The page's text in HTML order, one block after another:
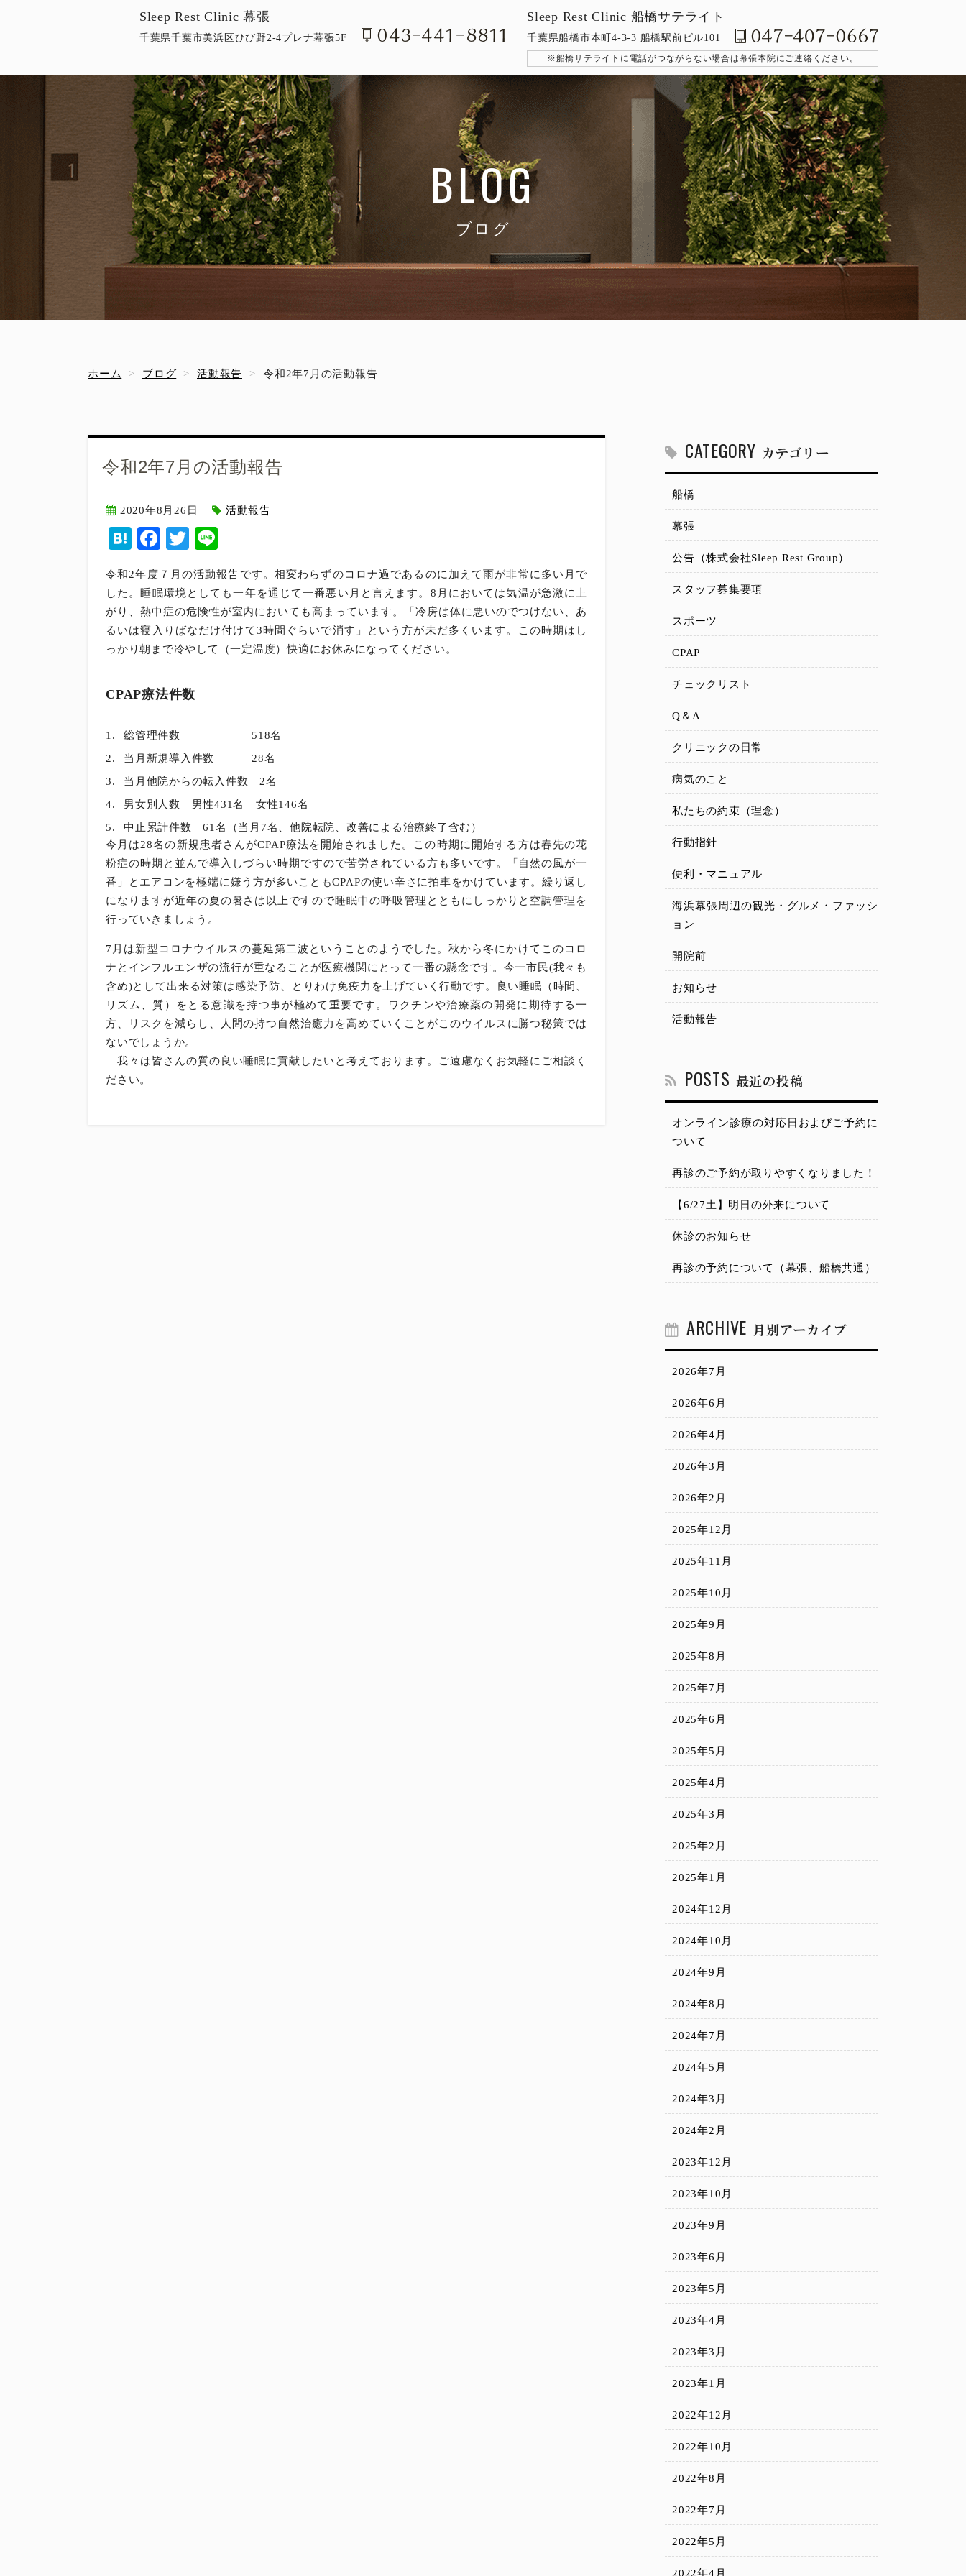
Sleep Rest Clinic 幕張
千葉県千葉市美浜区ひび野2-4プレナ幕張5F
Sleep Rest Clinic 船橋サテライト
千葉県船橋市本町4-3-3 船橋駅前ビル101
※船橋サテライトに電話がつながらない場合は幕張本院にご連絡ください。
BLOG
ブログ
ホーム ブログ 活動報告 令和2年7月の活動報告
令和2年7月の活動報告
2020年8月26日 活動報告
H
en
a
F
eb
o
o
k
T
itt
er
令和2年度７月の活動報告です。相変わらずのコロナ過であるのに加えて雨が非常に多い月で
した。睡眠環境としても一年を通じて一番悪い月と言えます。8月においては気温が急激に上
がり、熱中症の危険性が室内においても高まっています。「冷房は体に悪いのでつけない、あ
るいは寝入りばなだけ付けて3時間ぐらいで消す」という方が未だ多くいます。この時期はし
っかり朝まで冷やして（一定温度）快適にお休みになってください。
CPAP療法件数
総管理件数 518名
当月新規導入件数 28名
当月他院からの転入件数 2名
男女別人数 男性431名 女性146名
中止累計件数 61名（当月7名、他院転院、改善による治療終了含む）
今月は28名の新規患者さんがCPAP療法を開始されました。この時期に開始する方は春先の花
粉症の時期と並んで導入しづらい時期ですので苦労されている方も多いです。「自然の風が一
番」とエアコンを極端に嫌う方が多いこともCPAPの使い辛さに拍車をかけています。繰り返し
になりますが近年の夏の暑さは以上ですので睡眠中の呼吸管理とともにしっかりと空調管理を
行っていきましょう。
7月は新型コロナウイルスの蔓延第二波ということのようでした。秋から冬にかけてこのコロ
ナとインフルエンザの流行が重なることが医療機関にとって一番の懸念です。今一市民(我々も
含め)として出来る対策は感染予防、とりわけ免疫力を上げていく行動です。良い睡眠（時間、
リズム、質）をとる意識を持つ事が極めて重要です。ワクチンや治療薬の開発に期待する一
方、リスクを減らし、人間の持つ自然治癒力を高めていくことがこのウイルスに勝つ秘策では
ないでしょうか。
我々は皆さんの質の良い睡眠に貢献したいと考えております。ご遠慮なくお気軽にご相談く
ださい。
CATEGORY カテゴリー
船橋
幕張
公告（株式会社Sleep Rest Group）
スタッフ募集要項
スポーツ
CPAP
チェックリスト
Q＆A
クリニックの日常
病気のこと
私たちの約束（理念）
行動指針
便利・マニュアル
海浜幕張周辺の観光・グルメ・ファッシ
ョン
開院前
お知らせ
活動報告
POSTS 最近の投稿
オンライン診療の対応日およびご予約に
ついて
再診のご予約が取りやすくなりました！
【6/27土】明日の外来について
休診のお知らせ
再診の予約について（幕張、船橋共通）
ARCHIVE 月別アーカイブ
2026年7月
2026年6月
2026年4月
2026年3月
2026年2月
2025年12月
2025年11月
2025年10月
2025年9月
2025年8月
2025年7月
2025年6月
2025年5月
2025年4月
2025年3月
2025年2月
2025年1月
2024年12月
2024年10月
2024年9月
2024年8月
2024年7月
2024年5月
2024年3月
2024年2月
2023年12月
2023年10月
2023年9月
2023年6月
2023年5月
2023年4月
2023年3月
2023年1月
2022年12月
2022年10月
2022年8月
2022年7月
2022年5月
2022年4月